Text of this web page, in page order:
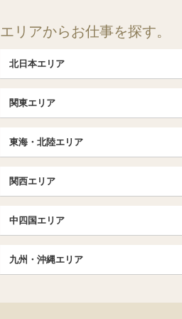
エリアからお仕事を探す。
北日本エリア
北海道（札幌・旭川・函館）
福島 (いわき・郡山)
茨城（水戸・取手）
関東エリア
大宮・浦和・川口
千葉TOP
東京TOP
東海・北陸エリア
愛知（名古屋）
名古屋TOP
名古屋・名駅・太閤通
春日井・豊田・東海
関西エリア
京都駅・伏見区
三条・京都市役所前
大阪エリア
梅田・北新地
中四国エリア
広島
九州・沖縄エリア